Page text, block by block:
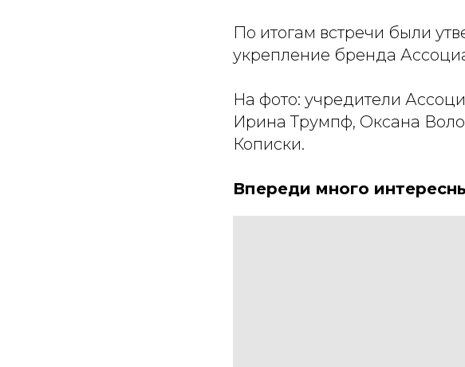
По итогам встречи были
укрепление бренда
На фото: учредители
Ирина Трумпф, Оксана
Кописки.
Впереди много